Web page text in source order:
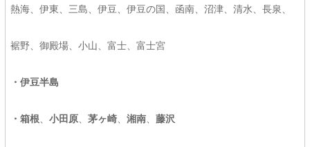
熱海、伊東、三島、伊豆、伊豆の国、函南、沼津、清水、長泉、
裾野、御殿場、小山、富士、富士宮
・伊豆半島
・箱根 小田原、 茅ヶ崎、 湘南、 藤沢